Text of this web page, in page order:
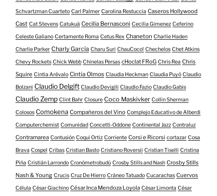
Schvartzman Cuarteto Carl Palmer Carolina Restuccia Caseros Hollywood
Cast Cat Stevens Catukuá Cecilia Bernasconi Cecilia Gimenez Ceferino
Celeste Galiano Certamente Roma Cetus Rex Chaneton Charlie Haden
Charlie Parker Charly García Charu Suri ChauCoco! Chechelos Chet Atkins
Chevy Rockets Chick Webb Chinelas Persas cHoclat FRoG Chris Rea Chris
Squire Cintia Arévalo Cintia Olmos Claudia Heckman Claudia Puyó Claudio
Bolzani Claudio Delgift Claudio Devigili Claudio Fazio Claudio Gabis
Claudio Zemp Clint Bahr Closure Coco Maskivker Collin Sherman
Colosos Comokena Compañeros del Vino Complejo Educativo de Alberdi
Computerchemist Comunidad Concetti-Oddone Continental Jazz Contraluz
Contramarea Contusión Coqui Ortiz Corriente Corsi e Ricorsi cortazar Cosa
Brava Cospel Cribas Cristian Basto Cristiano Roversii Cristian Tiselli Cristina
Piña Cristián Larrondo Cronómetrobudú Crosby Stills and Nash Crosby Stills
Nash & Young Crucis Cruz De Hierro Cráneo Tatuado Cucarachas Cuervos
Célula César Giachino César Inca Mendoza Loyola César Limonta César